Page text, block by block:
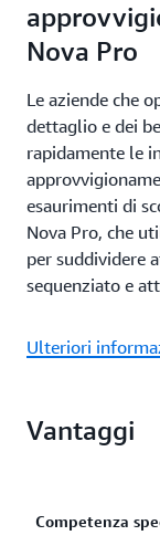
Nova Pro
Le aziende che
dettaglio e dei
rapidamente le
esaurimenti di
Nova Pro, che
per suddividere
sequenziato e
Ulteriori
Vantaggi
Competenza